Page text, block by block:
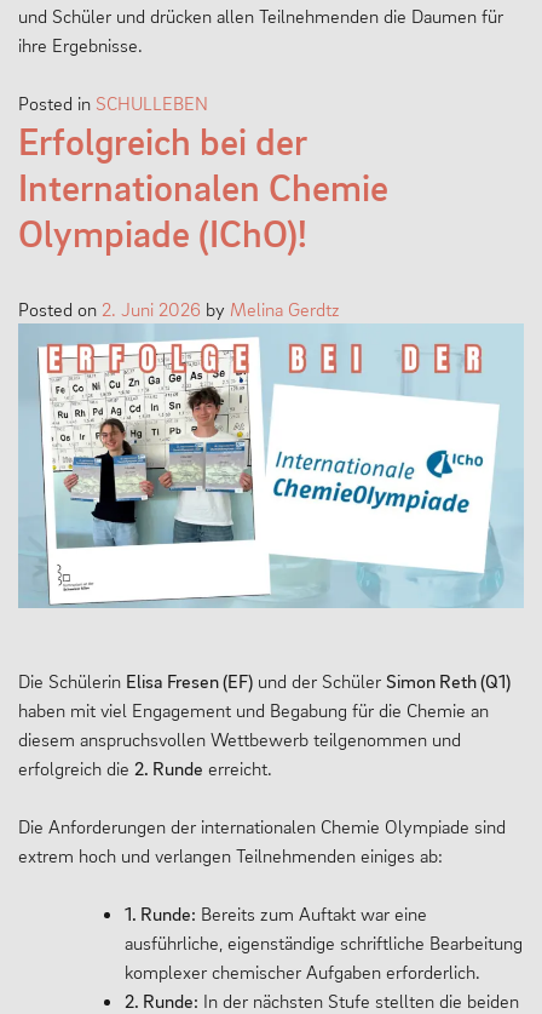
und Schüler und drücken allen Teilnehmenden die Daumen für
ihre Ergebnisse.
Posted in SCHULLEBEN
Erfolgreich bei der
Internationalen Chemie
Olympiade (IChO)!
Posted on 2. Juni 2026 by Melina Gerdtz
Die Schülerin Elisa Fresen (EF) und der Schüler Simon Reth (Q1)
haben mit viel Engagement und Begabung für die Chemie an
diesem anspruchsvollen Wettbewerb teilgenommen und
erfolgreich die 2. Runde erreicht.
Die Anforderungen der internationalen Chemie Olympiade sind
extrem hoch und verlangen Teilnehmenden einiges ab:
1. Runde: Bereits zum Auftakt war eine
ausführliche, eigenständige schriftliche Bearbeitung
komplexer chemischer Aufgaben erforderlich.
2. Runde: In der nächsten Stufe stellten die beiden